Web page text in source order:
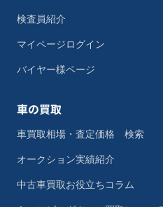
検査員紹介
マイページログイン
バイヤー様ページ
車の買取
車買取相場・査定価格 検索
オークション実績紹介
中古車買取お役立ちコラム